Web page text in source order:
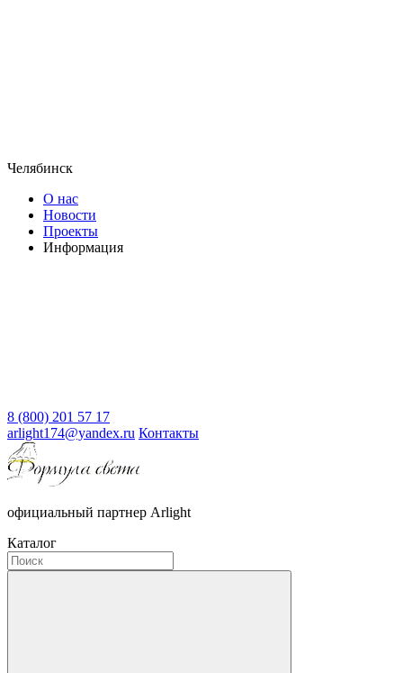
Челябинск
О нас
Новости
Проекты
Информация
8 (800) 201 57 17
arlight174@yandex.ru Контакты
официальный партнер Arlight
Каталог